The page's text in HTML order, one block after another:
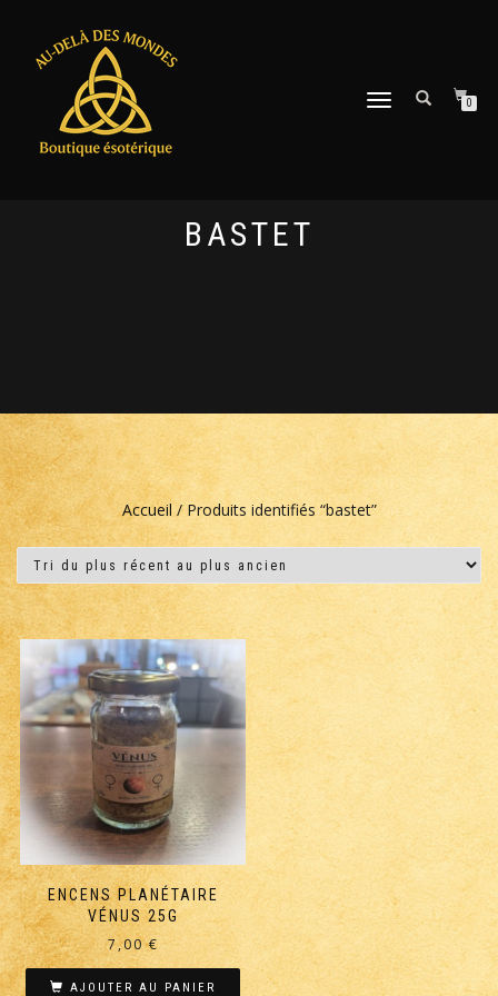
DÉPLIER
0
BASTET
Accueil / Produits identifiés “bastet”
ENCENS PLANÉTAIRE
VÉNUS 25G
7,00€
AJOUTER AU PANIER